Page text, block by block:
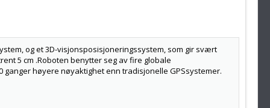
og et 3D-visjonsposisjoneringssystem, som gir svært
5 cm .Roboten benytter seg av fire globale
ganger høyere nøyaktighet enn tradisjonelle GPSsystemer.